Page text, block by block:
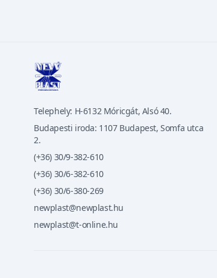
Telephely: H-6132 Móricgát, Alsó 40.
Budapesti iroda: 1107 Budapest, Somfa utca
2.
(+36) 30/9-382-610
(+36) 30/6-382-610
(+36) 30/6-380-269
newplast@newplast.hu
newplast@t-online.hu